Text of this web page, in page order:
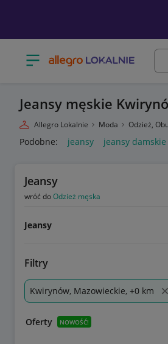
Otwórz menu z kategoriami
Jeansy męskie
Allegro Lokalnie Moda Odzież,
Podobne: jeansy jeansy damskie
Jeansy
wróć doOdzież męska
Jeansy
Filtry
Kwirynów, Mazowieckie, +0 km
Oferty NOWOŚĆ!